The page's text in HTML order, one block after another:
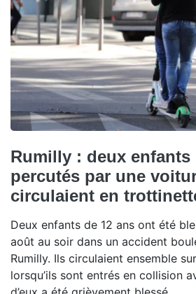
Rumilly : deux enfants
percutés par une
circulaient en
Deux enfants de 12 ans ont été
août au soir dans un accident
Rumilly. Ils circulaient ensemble
lorsqu’ils sont entrés en collision